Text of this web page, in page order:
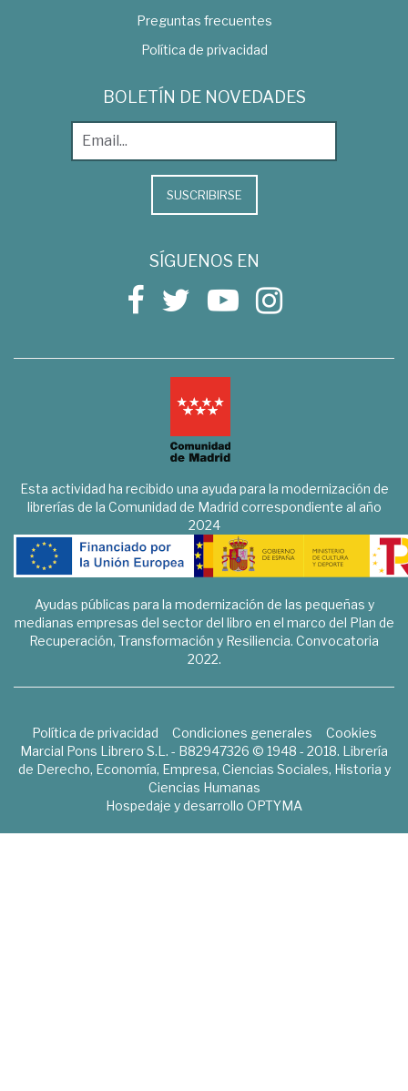
Preguntas frecuentes
Política de privacidad
BOLETÍN DE NOVEDADES
SUSCRIBIRSE
SÍGUENOS EN
Esta actividad ha recibido una ayuda para la modernización de
librerías de la Comunidad de Madrid correspondiente al año
2024
Ayudas públicas para la modernización de las pequeñas y
medianas empresas del sector del libro en el marco del Plan de
Recuperación, Transformación y Resiliencia. Convocatoria
2022.
Política de privacidad Condiciones generales
Cookies
Marcial Pons Librero S.L. - B82947326 © 1948 - 2018. Librería
de Derecho, Economía, Empresa, Ciencias Sociales, Historia y
Ciencias Humanas
Hospedaje y desarrollo OPTYMA